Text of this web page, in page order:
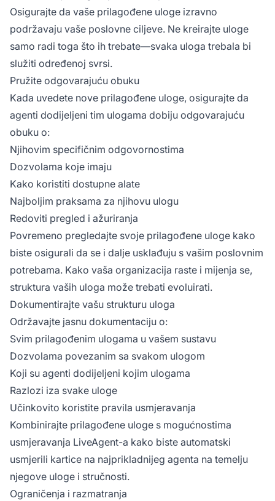
Osigurajte da vaše prilagođene uloge izravno
podržavaju vaše poslovne ciljeve. Ne kreirajte uloge
samo radi toga što ih trebate—svaka uloga trebala bi
služiti određenoj svrsi.
Pružite odgovarajuću obuku
Kada uvedete nove prilagođene uloge, osigurajte da
agenti dodijeljeni tim ulogama dobiju odgovarajuću
obuku o:
Njihovim specifičnim odgovornostima
Dozvolama koje imaju
Kako koristiti dostupne alate
Najboljim praksama za njihovu ulogu
Redoviti pregled i ažuriranja
Povremeno pregledajte svoje prilagođene uloge kako
biste osigurali da se i dalje usklađuju s vašim poslovnim
potrebama. Kako vaša organizacija raste i mijenja se,
struktura vaših uloga može trebati evoluirati.
Dokumentirajte vašu strukturu uloga
Održavajte jasnu dokumentaciju o:
Svim prilagođenim ulogama u vašem sustavu
Dozvolama povezanim sa svakom ulogom
Koji su agenti dodijeljeni kojim ulogama
Razlozi iza svake uloge
Učinkovito koristite pravila usmjeravanja
Kombinirajte prilagođene uloge s mogućnostima
usmjeravanja LiveAgent-a kako biste automatski
usmjerili kartice na najprikladnijeg agenta na temelju
njegove uloge i stručnosti.
Ograničenja i razmatranja